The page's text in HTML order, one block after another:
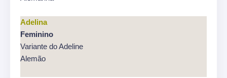
Adelina
Feminino
Variante do Adeline
Alemão